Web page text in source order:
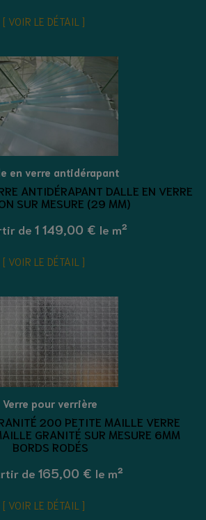
VOIR LE DÉTAIL
en verre antidérapant
ANTIDÉRAPANT DALLE EN VERRE
SUR MESURE (29 MM)
de 1 149,00 € le m²
VOIR LE DÉTAIL
Verre pour verrière
200 PETITE MAILLE VERRE
GRANITÉ SUR MESURE 6MM
BORDS RODÉS
de 165,00 € le m²
VOIR LE DÉTAIL